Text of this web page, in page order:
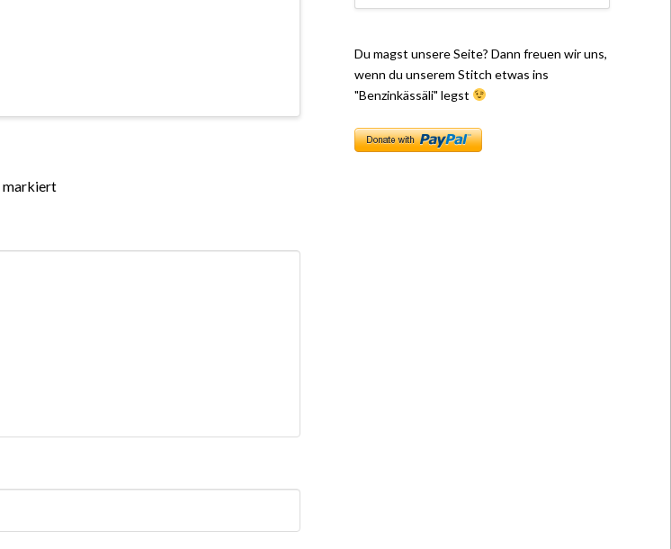
markiert
Du magst unsere Seite? Dann freuen wir uns,
wenn du unserem Stitch etwas ins
"Benzinkässäli" legst